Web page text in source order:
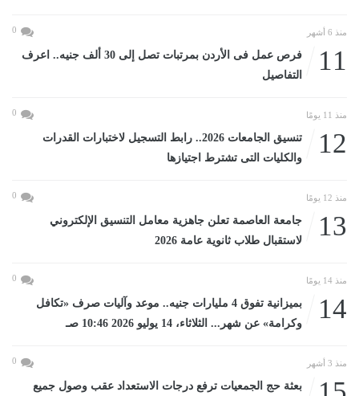
منذ 6 أشهر 0
11
فرص عمل فى الأردن بمرتبات تصل إلى 30 ألف جنيه.. اعرف
التفاصيل
منذ 11 يومًا 0
12
تنسيق الجامعات 2026.. رابط التسجيل لاختبارات القدرات
والكليات التى تشترط اجتيازها
منذ 12 يومًا 0
13
جامعة العاصمة تعلن جاهزية معامل التنسيق الإلكتروني
لاستقبال طلاب ثانوية عامة 2026
منذ 14 يومًا 0
14
بميزانية تفوق 4 مليارات جنيه.. موعد وآليات صرف «تكافل
وكرامة» عن شهر... الثلاثاء، 14 يوليو 2026 10:46 صـ
منذ 3 أشهر 0
بعثة حج الجمعيات ترفع درجات الاستعداد عقب وصول جميع